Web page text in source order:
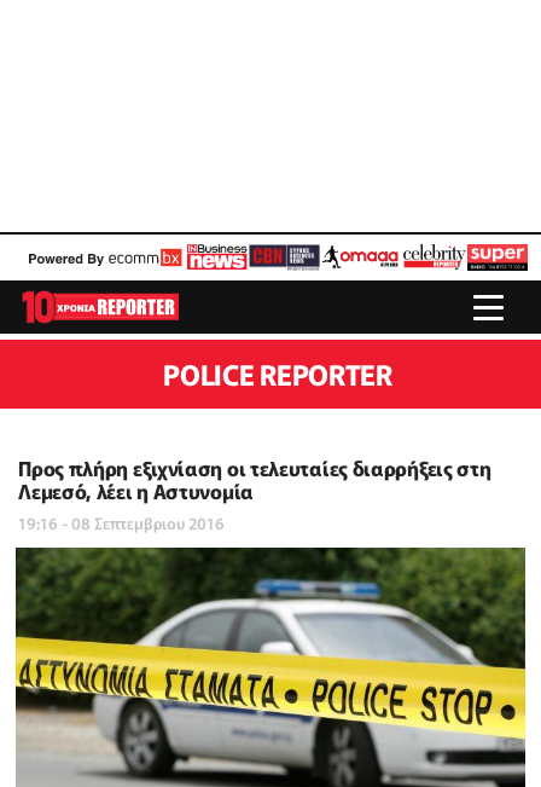
POLICE REPORTER
Προς πλήρη εξιχνίαση οι τελευταίες διαρρήξεις στη
Λεμεσό, λέει η Αστυνομία
19:16 - 08 Σεπτεμβριου 2016